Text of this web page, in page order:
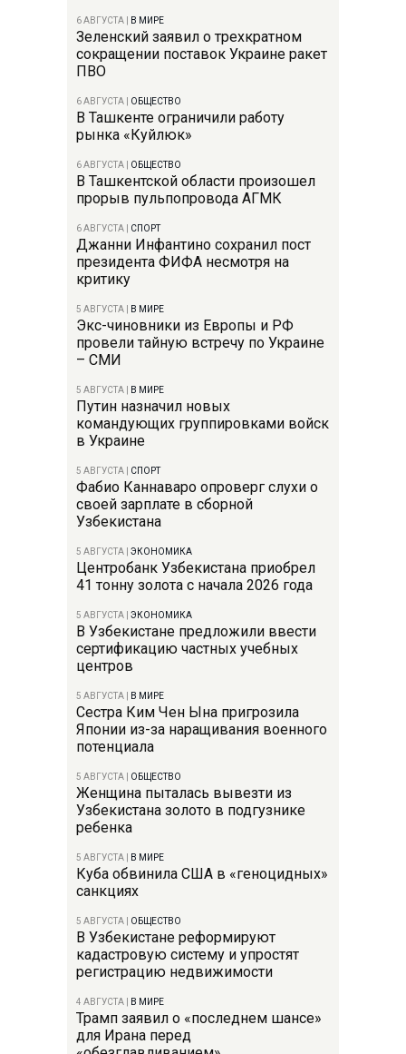
6 АВГУСТА В МИРЕ
Зеленский заявил о трехкратном
сокращении поставок Украине ракет
ПВО
6 АВГУСТА ОБЩЕСТВО
В Ташкенте ограничили работу
рынка «Куйлюк»
6 АВГУСТА ОБЩЕСТВО
В Ташкентской области произошел
прорыв пульпопровода АГМК
6 АВГУСТА СПОРТ
Джанни Инфантино сохранил пост
президента ФИФА несмотря на
критику
5 АВГУСТА В МИРЕ
Экс-чиновники из Европы и РФ
провели тайную встречу по Украине
– СМИ
5 АВГУСТА В МИРЕ
Путин назначил новых
командующих группировками войск
в Украине
5 АВГУСТА СПОРТ
Фабио Каннаваро опроверг слухи о
своей зарплате в сборной
Узбекистана
5 АВГУСТА ЭКОНОМИКА
Центробанк Узбекистана приобрел
41 тонну золота с начала 2026 года
5 АВГУСТА ЭКОНОМИКА
В Узбекистане предложили ввести
сертификацию частных учебных
центров
5 АВГУСТА В МИРЕ
Сестра Ким Чен Ына пригрозила
Японии из-за наращивания военного
потенциала
5 АВГУСТА ОБЩЕСТВО
Женщина пыталась вывезти из
Узбекистана золото в подгузнике
ребенка
5 АВГУСТА В МИРЕ
Куба обвинила США в «геноцидных»
санкциях
5 АВГУСТА ОБЩЕСТВО
В Узбекистане реформируют
кадастровую систему и упростят
регистрацию недвижимости
4 АВГУСТА В МИРЕ
Трамп заявил о «последнем шансе»
для Ирана перед